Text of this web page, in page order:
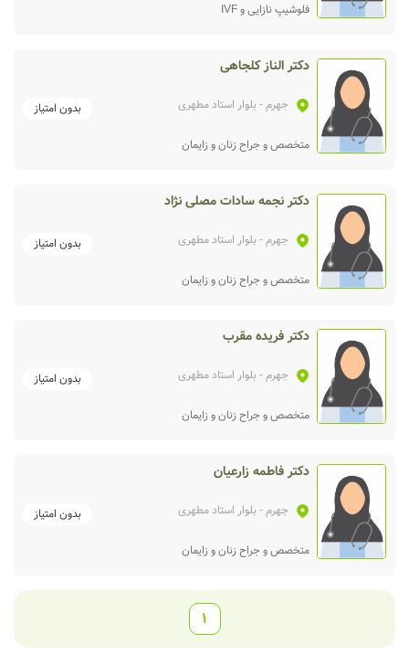
فلوشیپ نازایی و IVF
دکتر الناز کلجاهی
جهرم- بلوار استاد مطهری بدون امتیاز
متخصص و جراح زنان و زایمان
دکتر نجمه سادات مصلی نژاد
جهرم- بلوار استاد مطهری بدون امتیاز
متخصص و جراح زنان و زایمان
دکتر فریده مقرب
جهرم- بلوار استاد مطهری بدون امتیاز
متخصص و جراح زنان و زایمان
دکتر فاطمه زارعیان
جهرم- بلوار استاد مطهری بدون امتیاز
متخصص و جراح زنان و زایمان
1